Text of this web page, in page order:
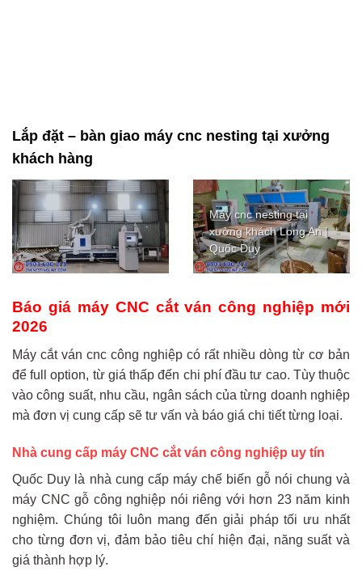
Lắp đặt – bàn giao máy cnc nesting tại xưởng
khách hàng
Máy cnc nesting tại
xưởng khách Long An |
Quốc Duy
Báo giá máy CNC cắt ván công nghiệp mới
2026
Máy cắt ván cnc công nghiệp có rất nhiều dòng từ cơ bản
để full option, từ giá thấp đến chi phí đầu tư cao. Tùy thuộc
vào công suất, nhu cầu, ngân sách của từng doanh nghiệp
mà đơn vị cung cấp sẽ tư vấn và báo giá chi tiết từng loại.
Nhà cung cấp máy CNC cắt ván công nghiệp uy tín
Quốc Duy là nhà cung cấp máy chế biến gỗ nói chung và
máy CNC gỗ công nghiệp nói riêng với hơn 23 năm kinh
nghiệm. Chúng tôi luôn mang đến giải pháp tối ưu nhất
cho từng đơn vị, đảm bảo tiêu chí hiện đại, năng suất và
giá thành hợp lý.